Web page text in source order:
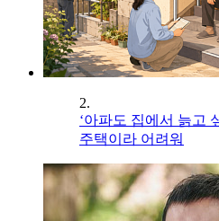
2.
‘아파도 집에서 늙고
주택이라 어려워